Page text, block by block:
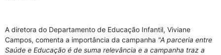
A diretora do Departamento de Educação Infantil, Viviane
Campos, comenta a importância da campanha "A parceria entre
Saúde e Educação é de suma relevância e a campanha traz a